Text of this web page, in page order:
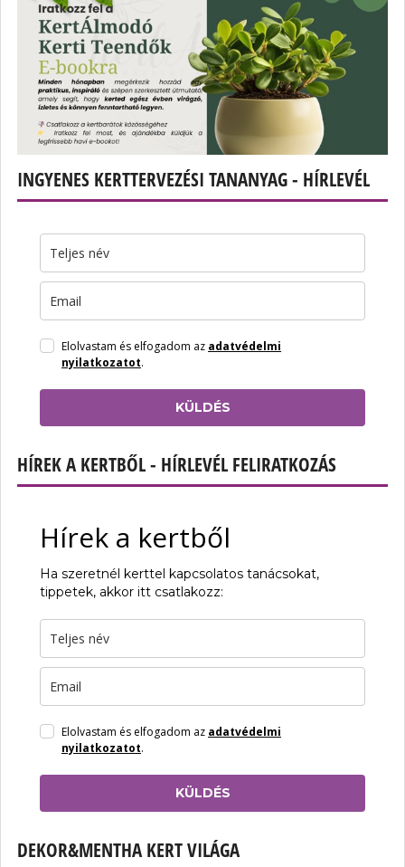
INGYENES KERTTERVEZÉSI TANANYAG - HÍRLEVÉL
Elolvastam és elfogadom az adatvédelmi
nyilatkozatot.
KÜLDÉS
HÍREK A KERTBŐL - HÍRLEVÉL FELIRATKOZÁS
Hírek a kertből
Ha szeretnél kerttel kapcsolatos tanácsokat,
tippetek, akkor itt csatlakozz:
Elolvastam és elfogadom az adatvédelmi
nyilatkozatot.
KÜLDÉS
DEKOR&MENTHA KERT VILÁGA